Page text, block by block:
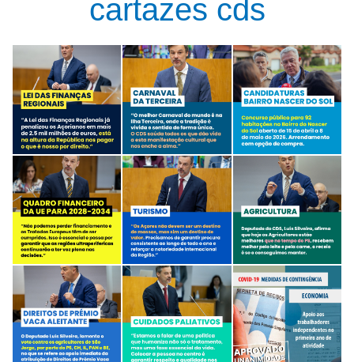
cartazes cds